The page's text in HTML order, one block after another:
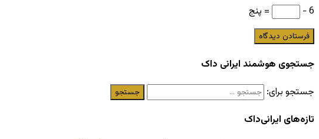
6 − = پنج
جستجوی هوشمند ایرانی داک
جستجو برای:
تازه‌های ایرانی‌داک